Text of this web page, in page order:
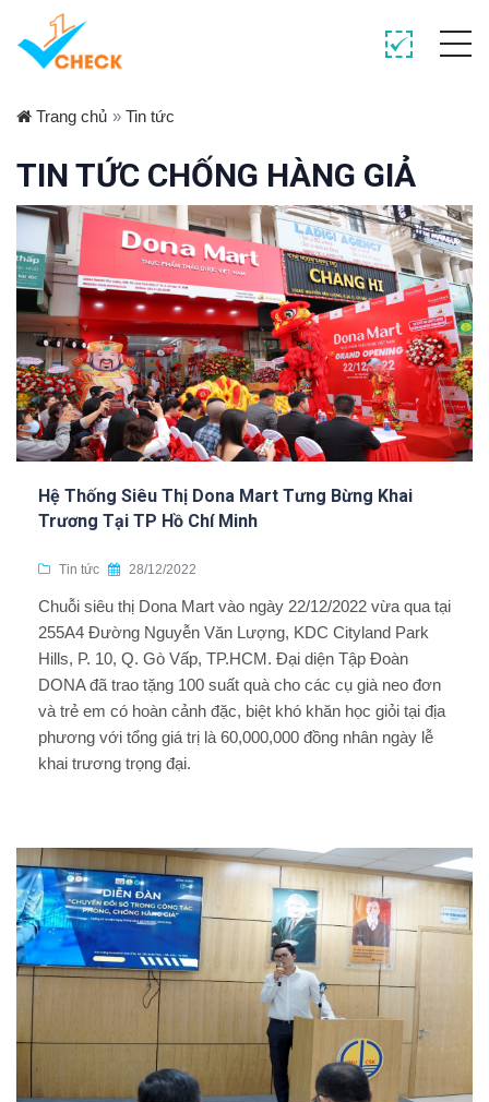
Trang chủ » Tin tức
TIN TỨC CHỐNG HÀNG GIẢ
Hệ Thống Siêu Thị Dona Mart Tưng Bừng Khai
Trương Tại TP Hồ Chí Minh
Tin tức 28/12/2022
Chuỗi siêu thị Dona Mart vào ngày 22/12/2022 vừa qua tại
255A4 Đường Nguyễn Văn Lượng, KDC Cityland Park
Hills, P. 10, Q. Gò Vấp, TP.HCM. Đại diện Tập Đoàn
DONA đã trao tặng 100 suất quà cho các cụ già neo đơn
và trẻ em có hoàn cảnh đặc, biệt khó khăn học giỏi tại địa
phương với tổng giá trị là 60,000,000 đồng nhân ngày lễ
khai trương trọng đại.